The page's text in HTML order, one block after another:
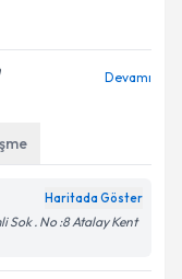
Devamı
Haritada Göster
Sok . No :8 Atalay Kent